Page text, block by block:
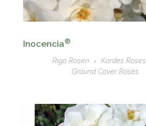
Inocencia®
Rigo Rosen
Kordes Roses
Ground Cover Roses